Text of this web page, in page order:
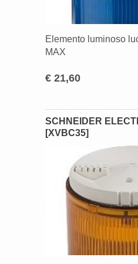
Elemento luminoso
MAX
€ 21,60
SCHNEIDER
[XVBC35]